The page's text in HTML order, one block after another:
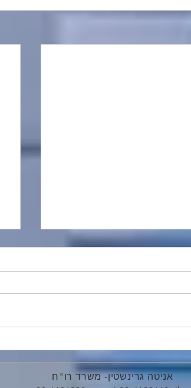
שאגת הארי
אניטה גרינשטין- משרד רו"ח